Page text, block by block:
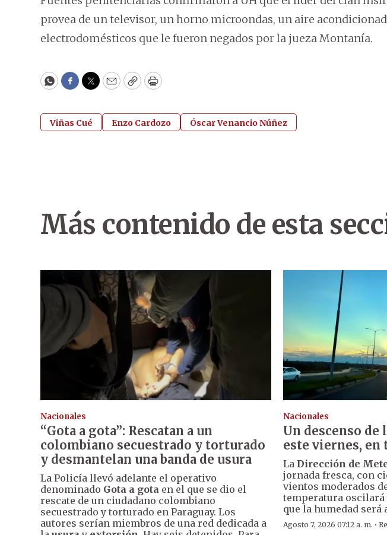
provea de un televisor, un horno microondas, un aire
electrodomésticos que le fueron negados por la jueza Montanía.
WhatsApp
Facebook
Twitter
EmailCopyPrint
Viñas Cué Enzo Cardozo Óscar Venancio Núñez
Más contenido de esta
Nacionales
“Gota a gota”: Rescatan a un
colombiano secuestrado y torturado
y desmantelan una banda de usura
La Policía llevó adelante el operativo
denominado Gota a gota en el que se dio el
rescate de un ciudadano colombiano
secuestrado y torturado en Paraguay. Los
autores serían miembros de una red dedicada a
Nacionales
Un descenso
este viernes, en
LaDirección de
jornada fresca, con
vientos moderados
temperatura oscilará
que la humedad será
Agosto 7, 2026 07:12 a. m. ·